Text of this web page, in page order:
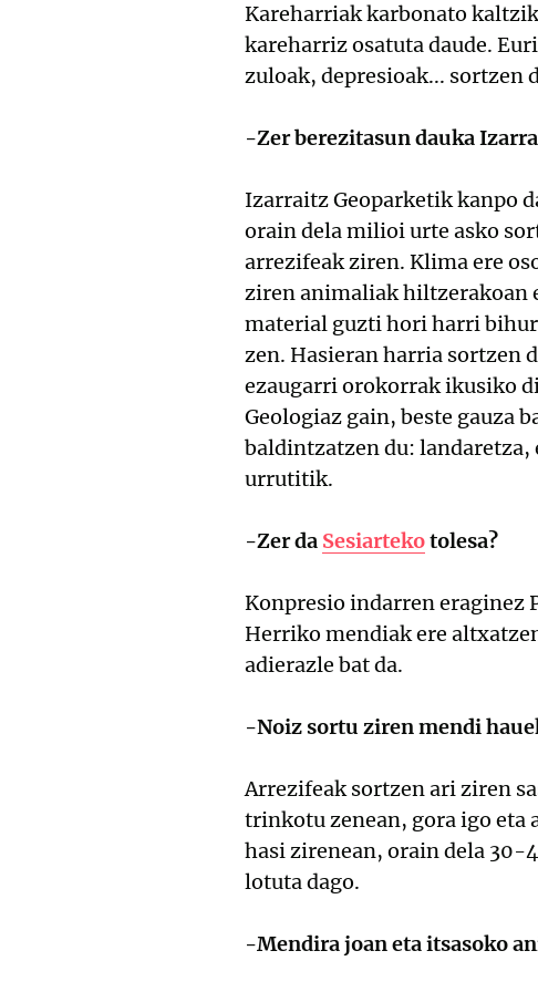
Kareharriak karbonato
kareharriz osatuta daude.
zuloak, depresioak... sortzen
-Zer berezitasun dauka
Izarraitz Geoparketik kanpo
orain dela milioi urte asko
arrezifeak ziren. Klima ere
ziren animaliak hiltzerakoan
material guzti hori harri
zen. Hasieran harria sortzen
ezaugarri orokorrak ikusiko
Geologiaz gain, beste gauza
baldintzatzen du: landaretza,
urrutitik.
-Zer da Sesiartekotolesa?
Konpresio indarren eraginez
Herriko mendiak ere
adierazle bat da.
-Noiz sortu ziren mendi
Arrezifeak sortzen ari ziren
trinkotu zenean, gora igo eta
hasi zirenean, orain dela
lotuta dago.
-Mendira joan eta itsasoko